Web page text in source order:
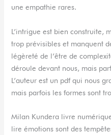
une empathie rares.
L’intrigue est bien construite,
trop prévisibles et manquent
légèreté de l’être de
déroule devant nous, mais
L’auteur est un pdf qui nous
mais parfois les formes sont
Milan Kundera livre
lire émotions sont des